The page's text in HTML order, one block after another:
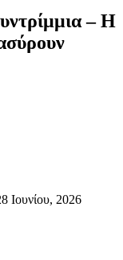
– Η
Ιουνίου, 2026